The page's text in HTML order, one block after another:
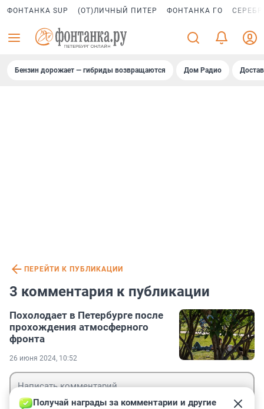
ФОНТАНКА SUP (ОТ)ЛИЧНЫЙ ПИТЕР ФОНТАНКА ГО
Бензин дорожает — гибриды возвращаются Дом Радио
ПЕРЕЙТИ К ПУБЛИКАЦИИ
3 комментария к публикации
Похолодает в Петербурге после
прохождения атмосферного
фронта
26 июня 2024, 10:52
Получай награды за комментарии и другие